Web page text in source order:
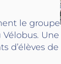
le groupe
Une
d’élèves de